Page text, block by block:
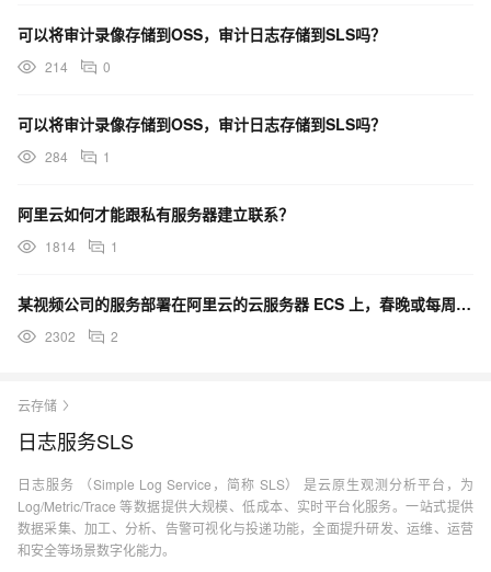
可以将审计录像存储到OSS，审计日志存储到SLS吗？
214 0
可以将审计录像存储到OSS，审计日志存储到SLS吗？
284 1
阿里云如何才能跟私有服务器建立联系？
1814 1
某视频公司的服务部署在阿里云的云服务器 ECS 上，春晚或每周五热门节目来临时，如临大敌，又不想长期
2302 2
云存储
日志服务SLS
日志服务 （Simple Log Service，简称 SLS） 是云原生观测分析平台，为
Log/Metric/Trace 等数据提供大规模、低成本、实时平台化服务。一站式提供
数据采集、加工、分析、告警可视化与投递功能，全面提升研发、运维、运营
和安全等场景数字化能力。